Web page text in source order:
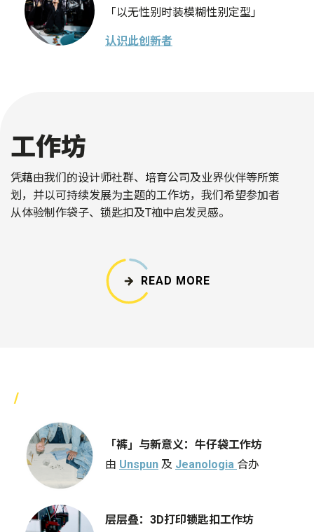
「以无性别时装模糊性别定型」
认识此创新者
工作坊
凭藉由我们的设计师社群、培育公司及业界伙伴等所策
划，并以可持续发展为主题的工作坊，我们希望参加者
从体验制作袋子、锁匙扣及T裇中启发灵感。
READ MORE
「裤」与新意义：牛仔袋工作坊
由 Unspun 及 Jeanologia 合办
层层叠：3D打印锁匙扣工作坊